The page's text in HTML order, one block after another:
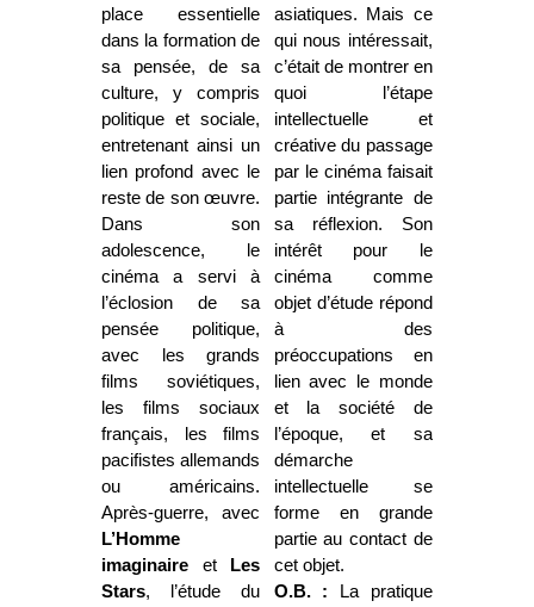
place essentielle
dans la formation de
sa pensée, de sa
culture, y compris
politique et sociale,
entretenant ainsi un
lien profond avec le
reste de son œuvre.
Dans son
adolescence, le
cinéma a servi à
l’éclosion de sa
pensée politique,
avec les grands
films soviétiques,
les films sociaux
français, les films
pacifistes allemands
ou américains.
Après-guerre, avec
L’Homme
imaginaire et
Les
Stars, l’étude du
asiatiques. Mais ce
qui nous intéres­sait,
c’était de montrer en
quoi l’étape
intellectuelle et
créative du passage
par le cinéma faisait
partie intégrante de
sa réflexion. Son
intérêt pour le
cinéma comme
objet d’étude répond
à des
préoccupations en
lien avec le monde
et la société de
l’époque, et sa
démarche
intellectuelle se
forme en grande
partie au contact de
cet objet.
O.B. : La pratique